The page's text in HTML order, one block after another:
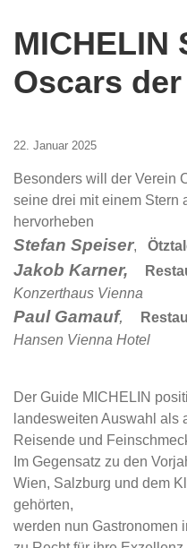
MICHELIN
Oscars
22. Januar 2025
Besonders will der Verein
seine drei mit einem Stern
hervorheben
Stefan Speiser,
Jakob Karner,
Konzerthaus Vienna
Paul Gamauf,
Hansen Vienna Hotel
Der Guide MICHELIN
landesweiten Auswahl als
Reisende und
Im Gegensatz zu den
Wien, Salzburg und dem
gehörten,
werden nun Gastronomen